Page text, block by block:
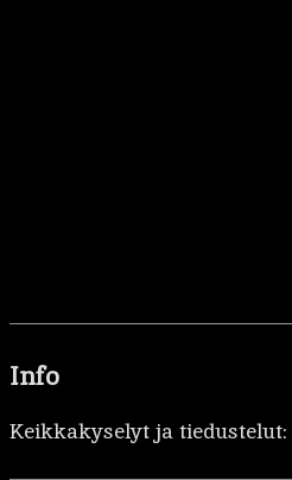
Info
Keikkakyselyt ja tiedustelut: